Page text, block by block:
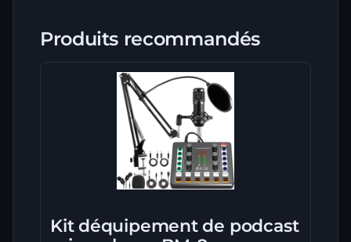
Produits recommandés
Kit déquipement de podcast